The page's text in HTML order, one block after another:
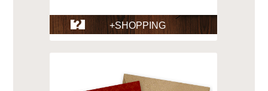
+SHOPPING